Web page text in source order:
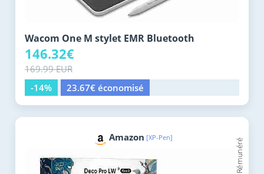
Wacom One M stylet EMR Bluetooth
146.32€
169.99 EUR
-14%
23.67€ économisé
Amazon [XP-Pen]